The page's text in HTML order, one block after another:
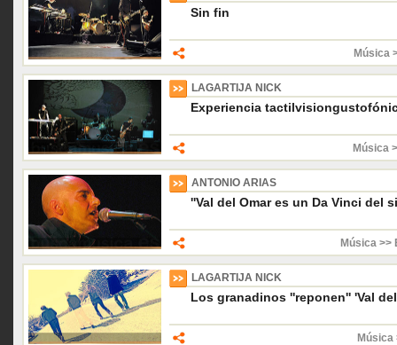
Sin fin
Música
LAGARTIJA NICK
Experiencia
Música
ANTONIO ARIAS
''Val del Omar es un Da Vinci del
Música >>
LAGARTIJA NICK
Los granadinos ''reponen'' 'Val
Música